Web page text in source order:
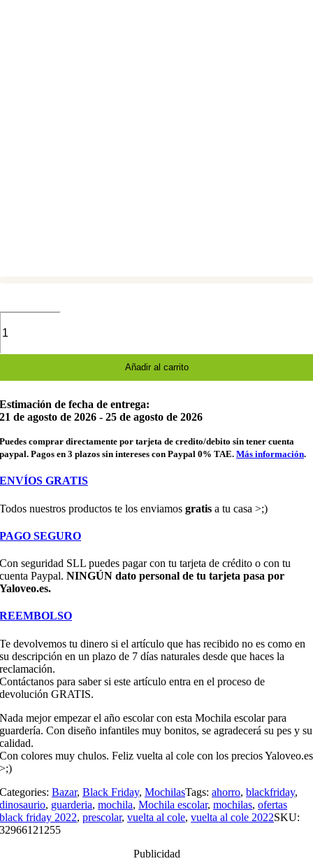
Añadir al carrito
Estimación de fecha de entrega:
21 de agosto de 2026 - 25 de agosto de 2026
Puedes comprar directamente por tarjeta de credito/debito sin tener cuenta
paypal. Pagos en 3 plazos sin intereses con Paypal 0% TAE.Más información.
ENVÍOS GRATIS
Todos nuestros productos te los enviamosgratis a tu casa >;)
PAGO SEGURO
Con seguridad SLL puedes pagar con tu tarjeta de crédito o con tu
cuenta Paypal.NINGÚN dato personal de tu tarjeta pasa por
Yaloveo.es.
REEMBOLSO
Te devolvemos tu dinero si el artículo que has recibido no es como en
su descripción en un plazo de 7 días naturales desde que haces la
reclamación.
Contáctanos para saber si este artículo entra en el proceso de
devolución GRATIS.
Nada mejor empezar el año escolar con esta Mochila escolar para
guardería. Con diseño infantiles muy bonitos, se agradecerá su pes y su
calidad.
Con colores muy chulos. Feliz vuelta al cole con los precios Yaloveo.es
>;)
Categories:Bazar,Black Friday,MochilasTags:ahorro,blackfriday,
dinosaurio, guarderia,mochila,Mochila escolar,mochilas,ofertas
black friday 2022,prescolar,vuelta al cole,vuelta al cole 2022SKU:
32966121255
Publicidad